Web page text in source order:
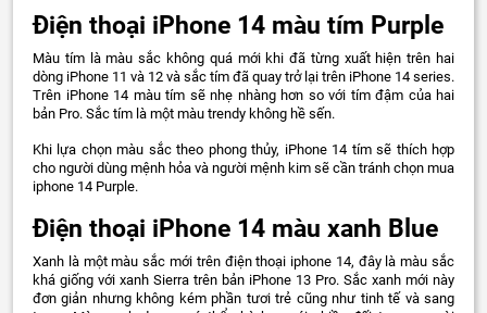
Điện thoại iPhone 14 màu tím Purple
Màu tím là màu sắc không quá mới khi đã từng xuất hiện trên hai
dòng iPhone 11 và 12 và sắc tím đã quay trở lại trên iPhone 14 series.
Trên iPhone 14 màu tím sẽ nhẹ nhàng hơn so với tím đậm của hai
bản Pro. Sắc tím là một màu trendy không hề sến.
Khi lựa chọn màu sắc theo phong thủy, iPhone 14 tím sẽ thích hợp
cho người dùng mệnh hỏa và người mệnh kim sẽ cần tránh chọn mua
iphone 14 Purple.
Điện thoại iPhone 14 màu xanh Blue
Xanh là một màu sắc mới trên điện thoại iphone 14, đây là màu sắc
khá giống với xanh Sierra trên bản iPhone 13 Pro. Sắc xanh mới này
đơn giản nhưng không kém phần tươi trẻ cũng như tinh tế và sang